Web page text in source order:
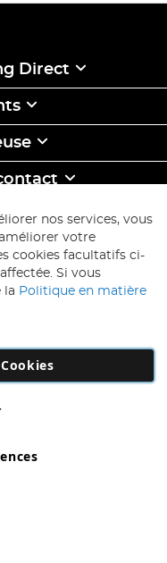
Direct
nos services, vous
votre
cookies facultatifs ci-
Si vous
la Politique en matière